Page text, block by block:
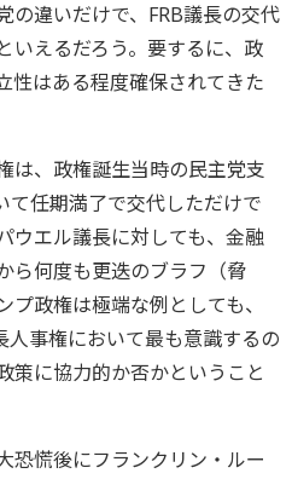
の違いだけで、FRB議長の交代
いえるだろう。要するに、政
性はある程度確保されてきた
は、政権誕生当時の民主党支
て任期満了で交代しただけで
ウエル議長に対しても、金融
ら何度も更迭のブラフ（脅
政権は極端な例としても、
人事権において最も意識するの
策に協力的か否かということ
恐慌後にフランクリン・ルー